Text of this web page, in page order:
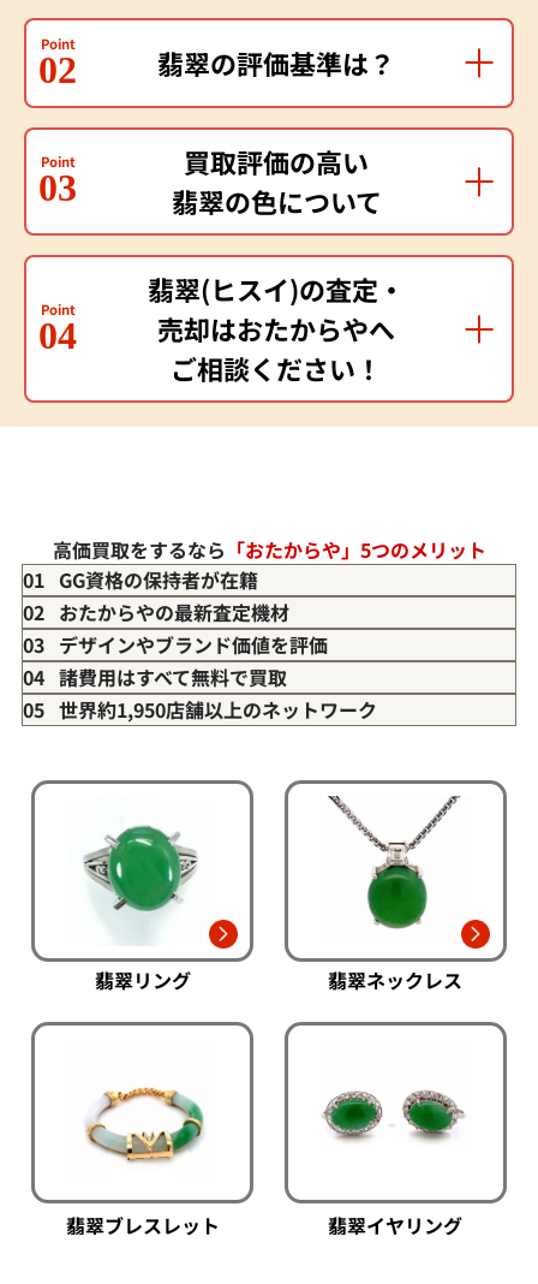
Point
02 翡翠の評価基準は？
Point
03
買取評価の高い
翡翠の色について
Point
04
翡翠(ヒスイ)の査定・
売却はおたからやへ
ご相談ください！
高価買取をするなら 「おたからや」5つのメリット
01 GG資格の保持者が在籍
02 おたからやの最新査定機材
03 デザインやブランド価値を評価
04 諸費用はすべて無料で買取
05 世界約1,950店舗以上のネットワーク
翡翠リング 翡翠ネックレス
翡翠ブレスレット 翡翠イヤリング